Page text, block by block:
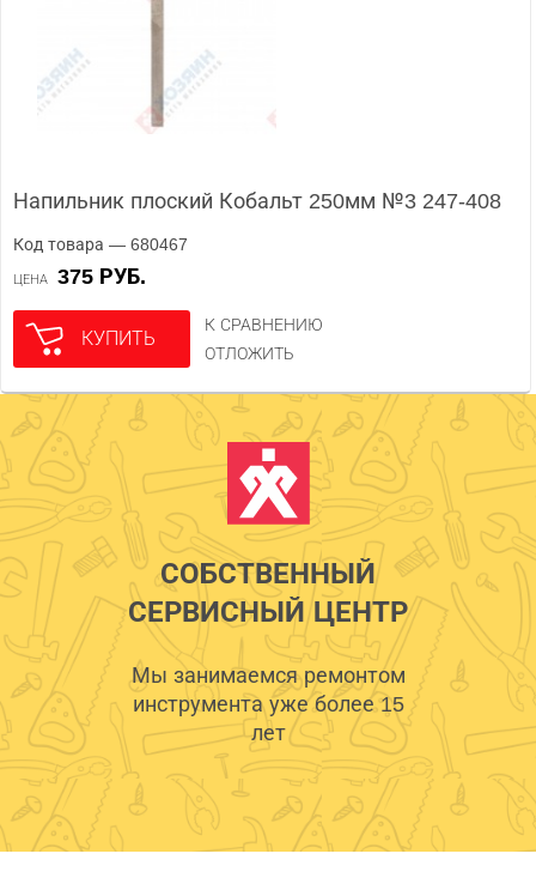
Напильник плоский Кобальт 250мм №3 247-408
Код товара — 680467
ЦЕНА 375 РУБ.
КУПИТЬ
К СРАВНЕНИЮ
ОТЛОЖИТЬ
СОБСТВЕННЫЙ
СЕРВИСНЫЙ ЦЕНТР
Мы занимаемся ремонтом
инструмента уже более 15
лет